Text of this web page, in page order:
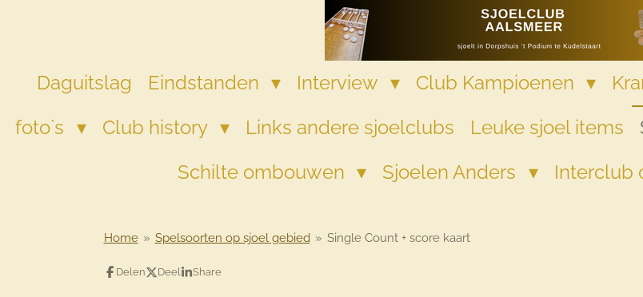
hoofdinhoud
Daguitslag Eindstanden Interview Club Kampioenen
foto`s
Club history Links andere sjoelclubs Leuke sjoel items
Schilte ombouwen
Sjoelen Anders Interclub
Home » Spelsoorten op sjoel gebied » Single Count + score kaart
Delen Deel Share